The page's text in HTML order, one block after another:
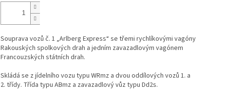
Souprava vozů č. 1 „Arlberg Express“ se třemi rychlíkovými vagóny
Rakouských spolkových drah a jedním zavazadlovým vagónem
Francouzských státních drah.
Skládá se z jídelního vozu typu WRmz a dvou oddílových vozů 1. a
2. třídy. Třída typu ABmz a zavazadlový vůz typu Dd2s.